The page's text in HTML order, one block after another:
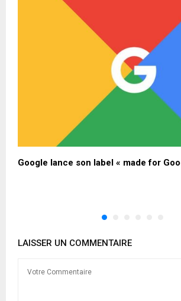
Google lance son label « made for
LAISSER UN COMMENTAIRE